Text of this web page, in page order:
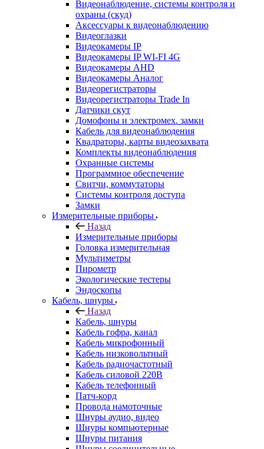
Видеонаблюдение, системы контроля и
охраны (скуд)
Аксессуары к видеонаблюдению
Видеоглазки
Видеокамеры IP
Видеокамеры IP WI-FI 4G
Видеокамеры AHD
Видеокамеры Аналог
Видеорегистраторы
Видеорегистраторы Trade In
Датчики скут
Домофоны и электромех. замки
Кабель для видеонаблюдения
Квадраторы, карты видеозахвата
Комплекты видеонаблюдения
Охранные системы
Программное обеспечение
Свитчи, коммутаторы
Системы контроля доступа
Замки
Измерительные приборы
Назад
Измерительные приборы
Головка измерительная
Мультиметры
Пирометр
Экологические тестеры
Эндоскопы
Кабель, шнуры
Назад
Кабель, шнуры
Кабель гофра, канал
Кабель микрофонный
Кабель низковольтный
Кабель радиочастотный
Кабель силовой 220В
Кабель телефонный
Патч-корд
Провода намоточные
Шнуры аудио, видео
Шнуры компьютерные
Шнуры питания